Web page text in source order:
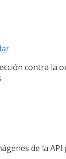
contra la
de la API